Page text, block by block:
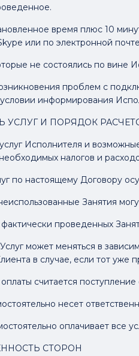
время плюс 10
или по электронной
не состоялись по вине
проблем с
информирования
УСЛУГ И ПОРЯДОК
услуг Исполнителя и
налогов и
по настоящему Договору
Занятия
фактически проведенных
может меняться в
в случае, если тот
считается
несет
оплачивает все
СТОРОН